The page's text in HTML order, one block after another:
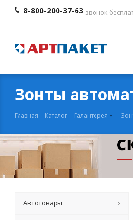
8-800-200-37-63 звонок
Зонты
Главная - Каталог - Галантерея -
Автотовары